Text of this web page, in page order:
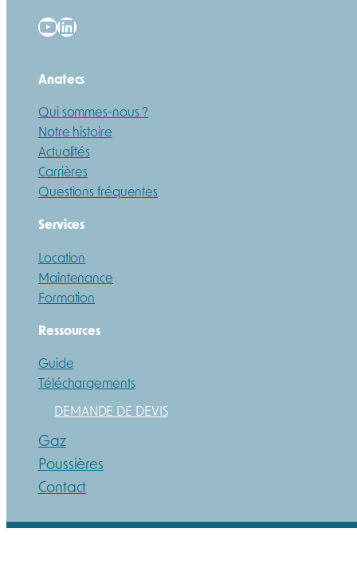
YouTube
LinkedIn
Anatecs
Qui sommes-nous ?
Notre histoire
Actualités
Carrières
Questions fréquentes
Services
Location
Maintenance
Formation
Ressources
Guide
Téléchargements
DEMANDE DE DEVIS
Gaz
Poussières
Contact